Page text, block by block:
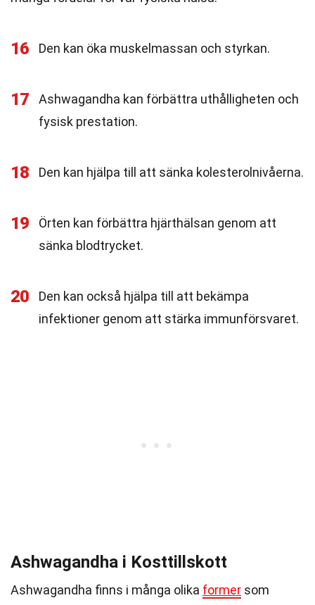
16 Den kan öka muskelmassan och styrkan.
17
Ashwagandha kan förbättra uthålligheten och
fysisk prestation.
18 Den kan hjälpa till att sänka kolesterolnivåerna.
19
Örten kan förbättra hjärthälsan genom att
sänka blodtrycket.
20
Den kan också hjälpa till att bekämpa
infektioner genom att stärka immunförsvaret.
Ashwagandha i Kosttillskott
Ashwagandha finns i många olika former som